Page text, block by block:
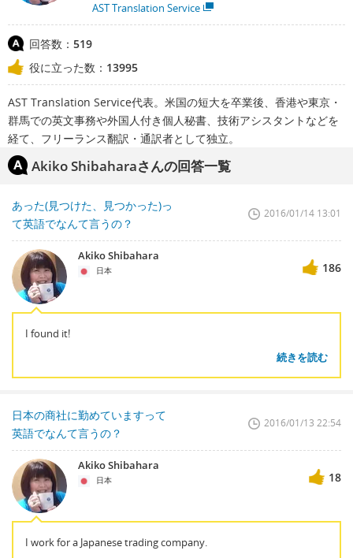
AST Translation Service
回答数： 519
役に立った数： 13995
AST Translation Service代表。米国の短大を卒業後、香港や東京・
群馬での英文事務や外国人付き個人秘書、技術アシスタントなどを
経て、フリーランス翻訳・通訳者として独立。
Akiko Shibaharaさんの回答一覧
あった(見つけた、見つかった)っ
て英語でなんて言うの？
2016/01/14 13:01
Akiko Shibahara
日本 186
I found it!
続きを読む
日本の商社に勤めていますって
英語でなんて言うの？
2016/01/13 22:54
Akiko Shibahara
日本 18
I work for a Japanese trading company.